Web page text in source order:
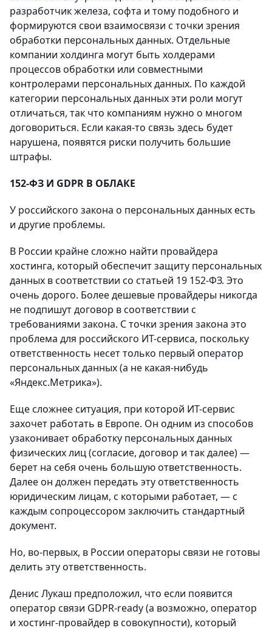
разработчик железа, софта и тому подобного и
формируются свои взаимосвязи с точки зрения
обработки персональных данных. Отдельные
компании холдинга могут быть холдерами
процессов обработки или совместными
контролерами персональных данных. По каждой
категории персональных данных эти роли могут
отличаться, так что компаниям нужно о многом
договориться. Если какая-то связь здесь будет
нарушена, появятся риски получить большие
штрафы.
152-ФЗ И GDPR В ОБЛАКЕ
У российского закона о персональных данных есть
и другие проблемы.
В России крайне сложно найти провайдера
хостинга, который обеспечит защиту персональных
данных в соответствии со статьей 19 152-ФЗ. Это
очень дорого. Более дешевые провайдеры никогда
не подпишут договор в соответствии с
требованиями закона. С точки зрения закона это
проблема для российского ИТ-сервиса, поскольку
ответственность несет только первый оператор
персональных данных (а не какая-нибудь
«Яндекс.Метрика»).
Еще сложнее ситуация, при которой ИТ-сервис
захочет работать в Европе. Он одним из способов
узаконивает обработку персональных данных
физических лиц (согласие, договор и так далее) —
берет на себя очень большую ответственность.
Далее он должен передать эту ответственность
юридическим лицам, с которыми работает, — с
каждым сопроцессором заключить стандартный
документ.
Но, во-первых, в России операторы связи не готовы
делить эту ответственность.
Денис Лукаш предположил, что если появится
оператор связи GDPR-ready (а возможно, оператор
и хостинг-провайдер в совокупности), который